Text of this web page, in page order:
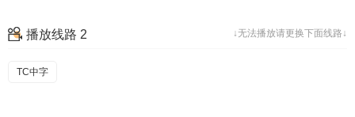
↓无法播放请更换下面线路↓
播放线路 2
TC中字